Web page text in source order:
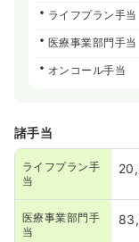
ください。本来
ていることも多
事務が苦手だと
病棟看護師時代は
と向き合うことが
じっくりと関わる
と思いました。実
く、やりがいとな
の一面を見ること
ライフプラン手当
医療事業部門手当
オンコール手当
諸手当
ライフプラン手
当
医療事業部門手
当